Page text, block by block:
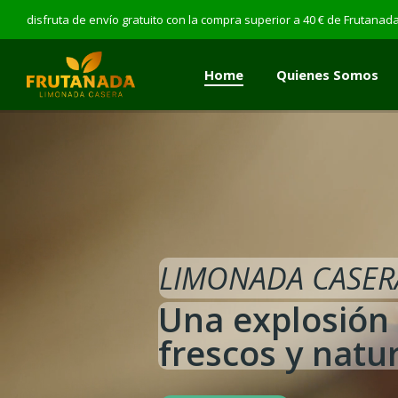
disfruta de envío gratuito con la compra superior a 40 € de
Home Quienes Somos
LIMONADA
Una
frescos y